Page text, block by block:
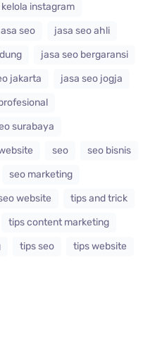
instagram
seo
jasa seo ahli
jasa seo bergaransi
jakarta
jasa seo jogja
surabaya
seo
seo bisnis
seo marketing
website
tips and trick
tips content marketing
tips seo tips website